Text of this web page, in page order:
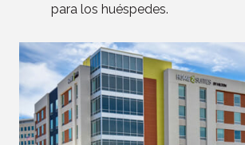
para los huéspedes.